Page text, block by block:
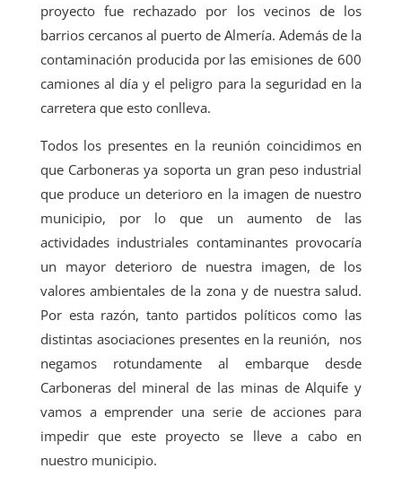
proyecto fue rechazado por los vecinos de los
barrios cercanos al puerto de Almería. Además de la
contaminación producida por las emisiones de 600
camiones al día y el peligro para la seguridad en la
carretera que esto conlleva.
Todos los presentes en la reunión coincidimos en
que Carboneras ya soporta un gran peso industrial
que produce un deterioro en la imagen de nuestro
municipio, por lo que un aumento de las
actividades industriales contaminantes provocaría
un mayor deterioro de nuestra imagen, de los
valores ambientales de la zona y de nuestra salud.
Por esta razón, tanto partidos políticos como las
distintas asociaciones presentes en la reunión, nos
negamos rotundamente al embarque desde
Carboneras del mineral de las minas de Alquife y
vamos a emprender una serie de acciones para
impedir que este proyecto se lleve a cabo en
nuestro municipio.